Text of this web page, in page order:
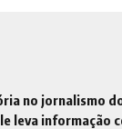
no jornalismo
leva informação